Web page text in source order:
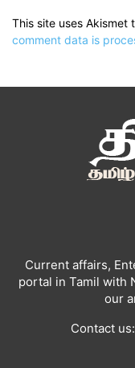
This site uses Akismet
comment data is
Current affairs,
portal in Tamil with
our
Contact us: